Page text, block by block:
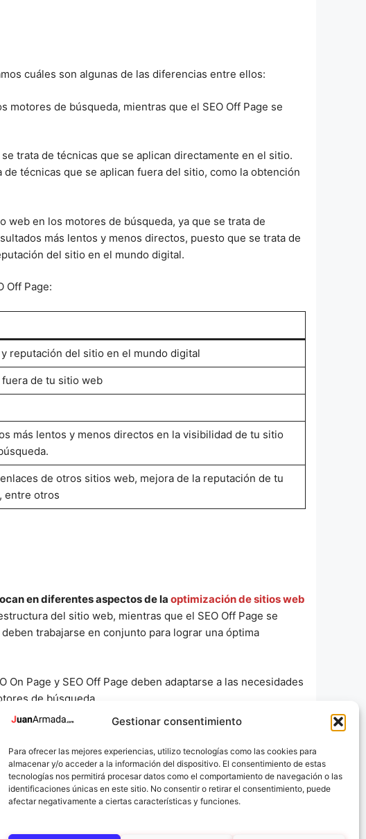
Gestionar consentimiento
Para ofrecer las mejores experiencias, utilizo tecnologías como las cookies para
almacenar y/o acceder a la información del dispositivo. El consentimiento de estas
tecnologías nos permitirá procesar datos como el comportamiento de navegación o las
identificaciones únicas en este sitio. No consentir o retirar el consentimiento, puede
afectar negativamente a ciertas características y funciones.
cuáles son algunas de las diferencias entre ellos:
motores de búsqueda, mientras que el SEO Off Page se
trata de técnicas que se aplican directamente en el sitio.
técnicas que se aplican fuera del sitio, como la obtención
web en los motores de búsqueda, ya que se trata de
más lentos y menos directos, puesto que se trata de
del sitio en el mundo digital.
Off Page:
reputación del sitio en el mundo digital
de tu sitio web
más lentos y menos directos en la visibilidad de tu sitio
de otros sitios web, mejora de la reputación de tu
entre otros
en diferentes aspectos de la optimización de sitios web
del sitio web, mientras que el SEO Off Page se
trabajarse en conjunto para lograr una óptima
Page y SEO Off Page deben adaptarse a las necesidades
de búsqueda.